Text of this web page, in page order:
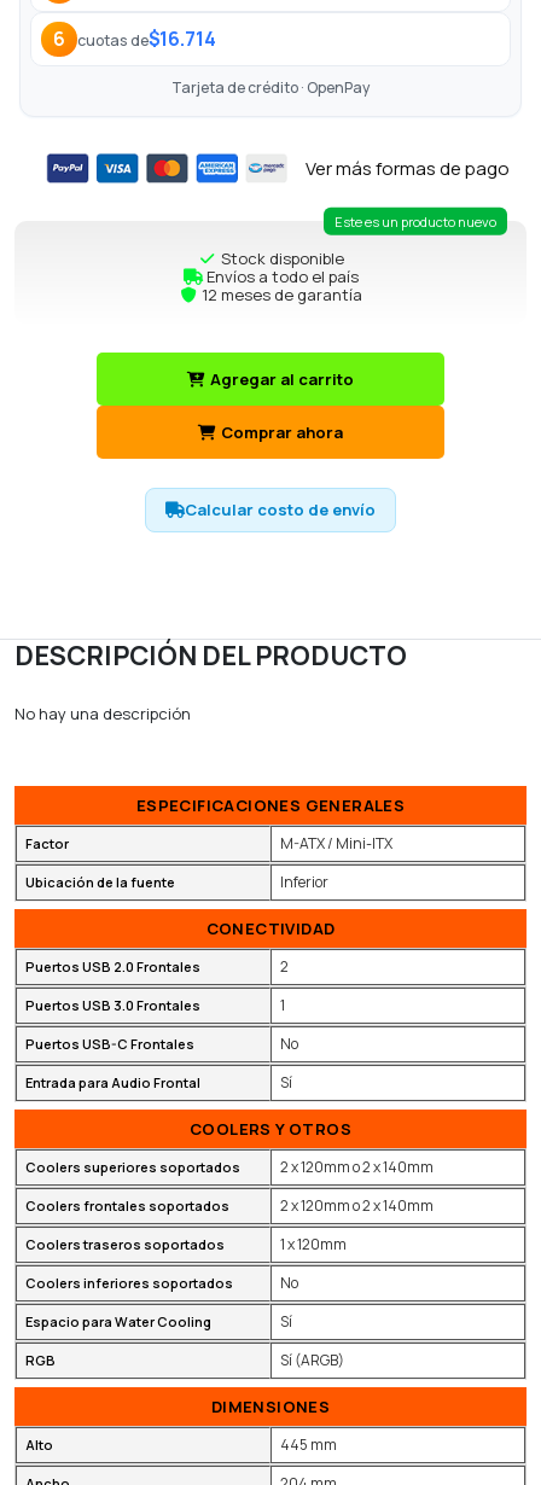
6 cuotas de$16.714
Tarjeta de crédito · OpenPay
Ver más formas de pago
Este es un producto nuevo
Stock disponible
Envíos a todo el país
12 meses de garantía
Agregar al carrito
Comprar ahora
Calcular costo de envío
DESCRIPCIÓN DEL PRODUCTO
No hay una descripción
ESPECIFICACIONES GENERALES
Factor M-ATX / Mini-ITX
Ubicación de la fuente Inferior
CONECTIVIDAD
Puertos USB 2.0 Frontales 2
Puertos USB 3.0 Frontales 1
Puertos USB-C Frontales No
Entrada para Audio Frontal Sí
COOLERS Y OTROS
Coolers superiores soportados 2 x 120mm o 2 x 140mm
Coolers frontales soportados 2 x 120mm o 2 x 140mm
Coolers traseros soportados 1 x 120mm
Coolers inferiores soportados No
Espacio para Water Cooling Sí
RGB Sí (ARGB)
DIMENSIONES
Alto 445 mm